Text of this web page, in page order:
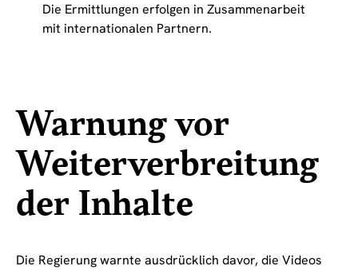
Die Ermittlungen erfolgen in Zusammenarbeit
mit internationalen Partnern.
Warnung vor
Weiterverbreitung
der Inhalte
Die Regierung warnte ausdrücklich davor, die Videos